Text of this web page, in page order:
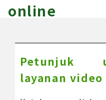
online
Petunjuk
layanan